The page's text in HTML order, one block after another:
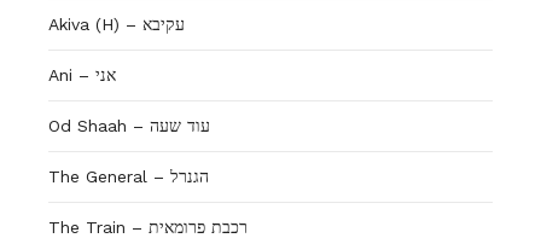
Akiva (H) – עקיבא
Ani – אני
Od Shaah – עוד שעה
The General – הגנרל
The Train – רכבת פרומאית